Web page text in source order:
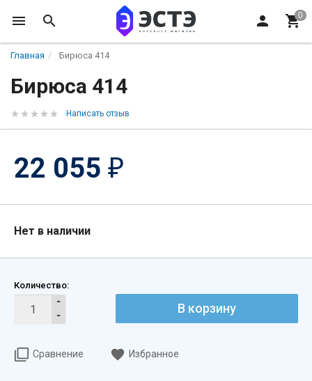
Главная Бирюса 414
Бирюса 414
Написать отзыв
22 055 ₽
Нет в наличии
Количество:
В корзину
Сравнение Избранное